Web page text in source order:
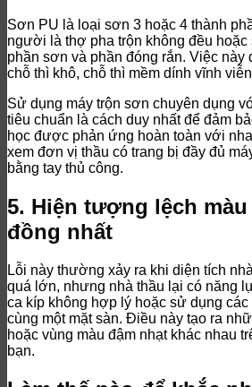
Sơn PU là loại sơn 3 hoặc 4 thành
người là thợ pha trộn không đều
phần sơn và phần đóng rắn. Việc này
chỗ thì khô, chỗ thì mềm dính vĩnh
Sử dụng máy trộn sơn chuyên dụng
tiêu chuẩn là cách duy nhất để đảm
học được phản ứng hoàn toàn với
xem đơn vị thầu có trang bị đầy đủ
bằng tay thủ công.
5. Hiện tượng lệch
đồng nhất
Lỗi này thường xảy ra khi diện tích
quá lớn, nhưng nhà thầu lại có năng
ca kíp không hợp lý hoặc sử dụng
cùng một mặt sàn. Điều này tạo ra
hoặc vùng màu đậm nhạt khác nhau
bạn.